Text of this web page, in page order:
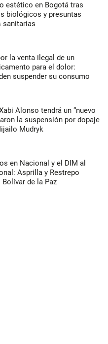
estético en Bogotá tras
biológicos y presuntas
sanitarias
la venta ilegal de un
para el dolor:
suspender su consumo
Alonso tendrá un “nuevo
la suspensión por dopaje
Mudryk
en Nacional y el DIM al
Asprilla y Restrepo
de la Paz